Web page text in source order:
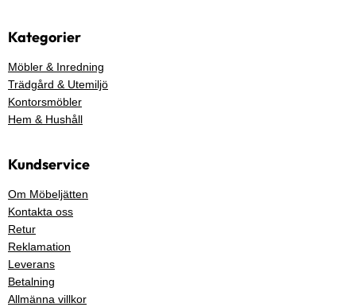
Kategorier
Möbler & Inredning
Trädgård & Utemiljö
Kontorsmöbler
Hem & Hushåll
Kundservice
Om Möbeljätten
Kontakta oss
Retur
Reklamation
Leverans
Betalning
Allmänna villkor